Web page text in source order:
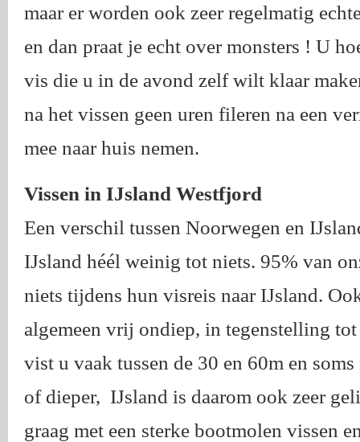
maar er worden ook zeer regelmatig
en dan praat je echt over monsters ! U
vis die u in de avond zelf wilt klaar
na het vissen geen uren fileren na een
mee naar huis nemen.
Vissen in IJsland Westfjord
Een verschil tussen Noorwegen en
IJsland héél weinig tot niets. 95% van
niets tijdens hun visreis naar IJsland.
algemeen vrij ondiep, in tegenstelling
vist u vaak tussen de 30 en 60m en
of dieper, IJsland is daarom ook zeer
graag met een sterke bootmolen vissen